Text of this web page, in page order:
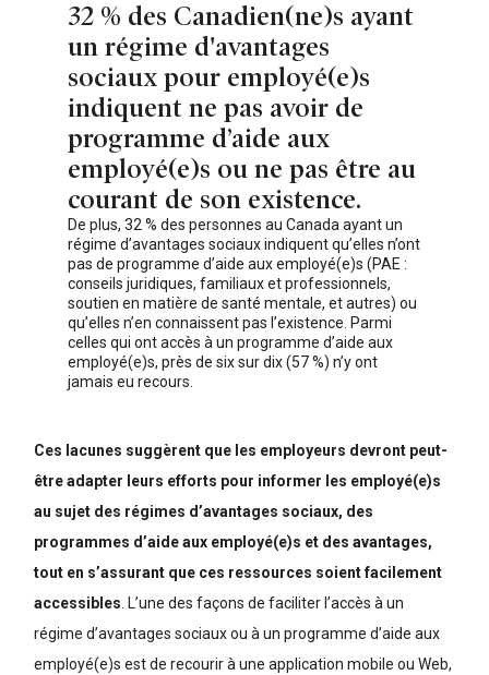
32 % des Canadien(ne)s ayant
un régime d'avantages
sociaux pour employé(e)s
indiquent ne pas avoir de
programme d’aide aux
employé(e)s ou ne pas être au
courant de son existence.
De plus, 32 % des personnes au Canada ayant un
régime d’avantages sociaux indiquent qu’elles n’ont
pas de programme d’aide aux employé(e)s (PAE :
conseils juridiques, familiaux et professionnels,
soutien en matière de santé mentale, et autres) ou
qu’elles n’en connaissent pas l’existence. Parmi
celles qui ont accès à un programme d’aide aux
employé(e)s, près de six sur dix (57 %) n’y ont
jamais eu recours.
Ces lacunes suggèrent que les employeurs devront peut-
être adapter leurs efforts pour informer les employé(e)s
au sujet des régimes d’avantages sociaux, des
programmes d’aide aux employé(e)s et des avantages,
tout en s’assurant que ces ressources soient facilement
accessibles . L’une des façons de faciliter l’accès à un
régime d’avantages sociaux ou à un programme d’aide aux
employé(e)s est de recourir à une application mobile ou Web,